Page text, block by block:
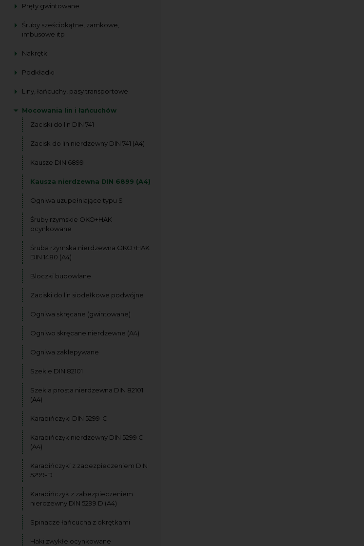
Pręty gwintowane
Śruby sześciokątne, zamkowe,
imbusowe itp
Nakrętki
Podkładki
Liny, łańcuchy, pasy transportowe
Mocowania lin i łańcuchów
Zaciski do lin DIN 741
Zacisk do lin nierdzewny DIN 741 (A4)
Kausze DIN 6899
Kausza nierdzewna DIN 6899 (A4)
Ogniwa uzupełniające typu S
Śruby rzymskie OKO+HAK
ocynkowane
Śruba rzymska nierdzewna OKO+HAK
DIN 1480 (A4)
Bloczki budowlane
Zaciski do lin siodełkowe podwójne
Ogniwa skręcane (gwintowane)
Ogniwo skręcane nierdzewne (A4)
Ogniwa zaklepywane
Szekle DIN 82101
Szekla prosta nierdzewna DIN 82101
(A4)
Karabińczyki DIN 5299-C
Karabińczyk nierdzewny DIN 5299 C
(A4)
Karabińczyki z zabezpieczeniem DIN
5299-D
Karabińczyk z zabezpieczeniem
nierdzewny DIN 5299 D (A4)
Spinacze łańcucha z okrętkami
Haki zwykłe ocynkowane